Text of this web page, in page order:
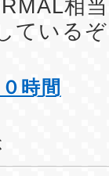
相
ている
時間